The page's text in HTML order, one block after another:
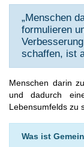
„Menschen
formulieren
schaffen, ist
Menschen darin
und dadurch
Lebensumfelds zu
Was ist